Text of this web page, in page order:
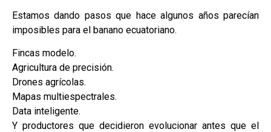
Estamos dando pasos que hace algunos años parecían
imposibles para el banano ecuatoriano.
Fincas modelo.
Agricultura de precisión.
Drones agrícolas.
Mapas multiespectrales.
Data inteligente.
Y productores que decidieron evolucionar antes que el